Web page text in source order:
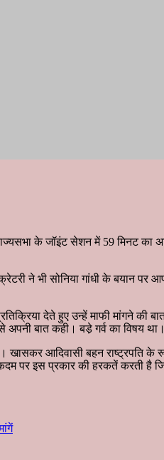
के जॉइंट सेशन में 59 मिनट का
ने भी सोनिया गांधी के बयान पर
देते हुए उन्हें माफी मांगने
अपनी बात कही। बडे़ गर्व का विषय
आदिवासी बहन राष्ट्रपति
पर इस प्रकार की हरकतें करती है